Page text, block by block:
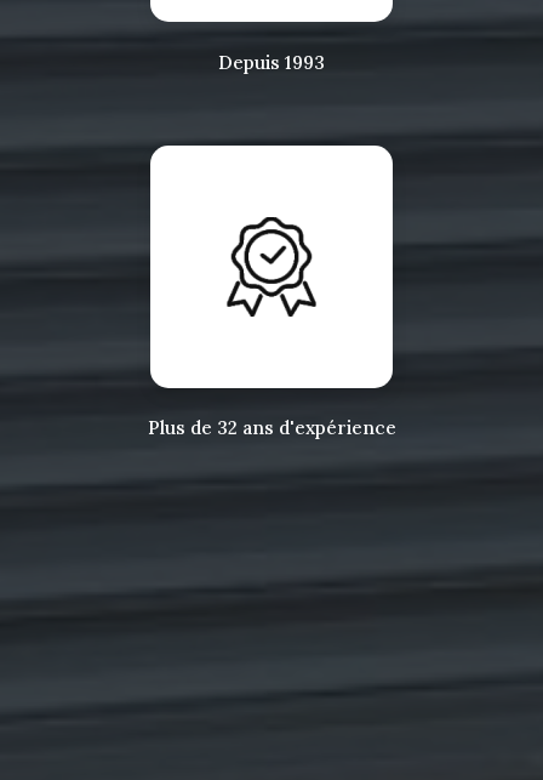
Depuis 1993
Plus de 32 ans d'expérience